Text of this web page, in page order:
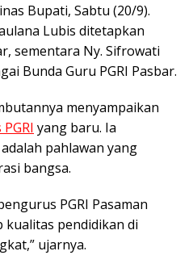
Bupati, Sabtu (20/9).
Lubis ditetapkan
sementara Ny. Sifrowati
Bunda Guru PGRI Pasbar.
menyampaikan
yang baru. Ia
pahlawan yang
bangsa.
PGRI Pasaman
pendidikan di
ujarnya.